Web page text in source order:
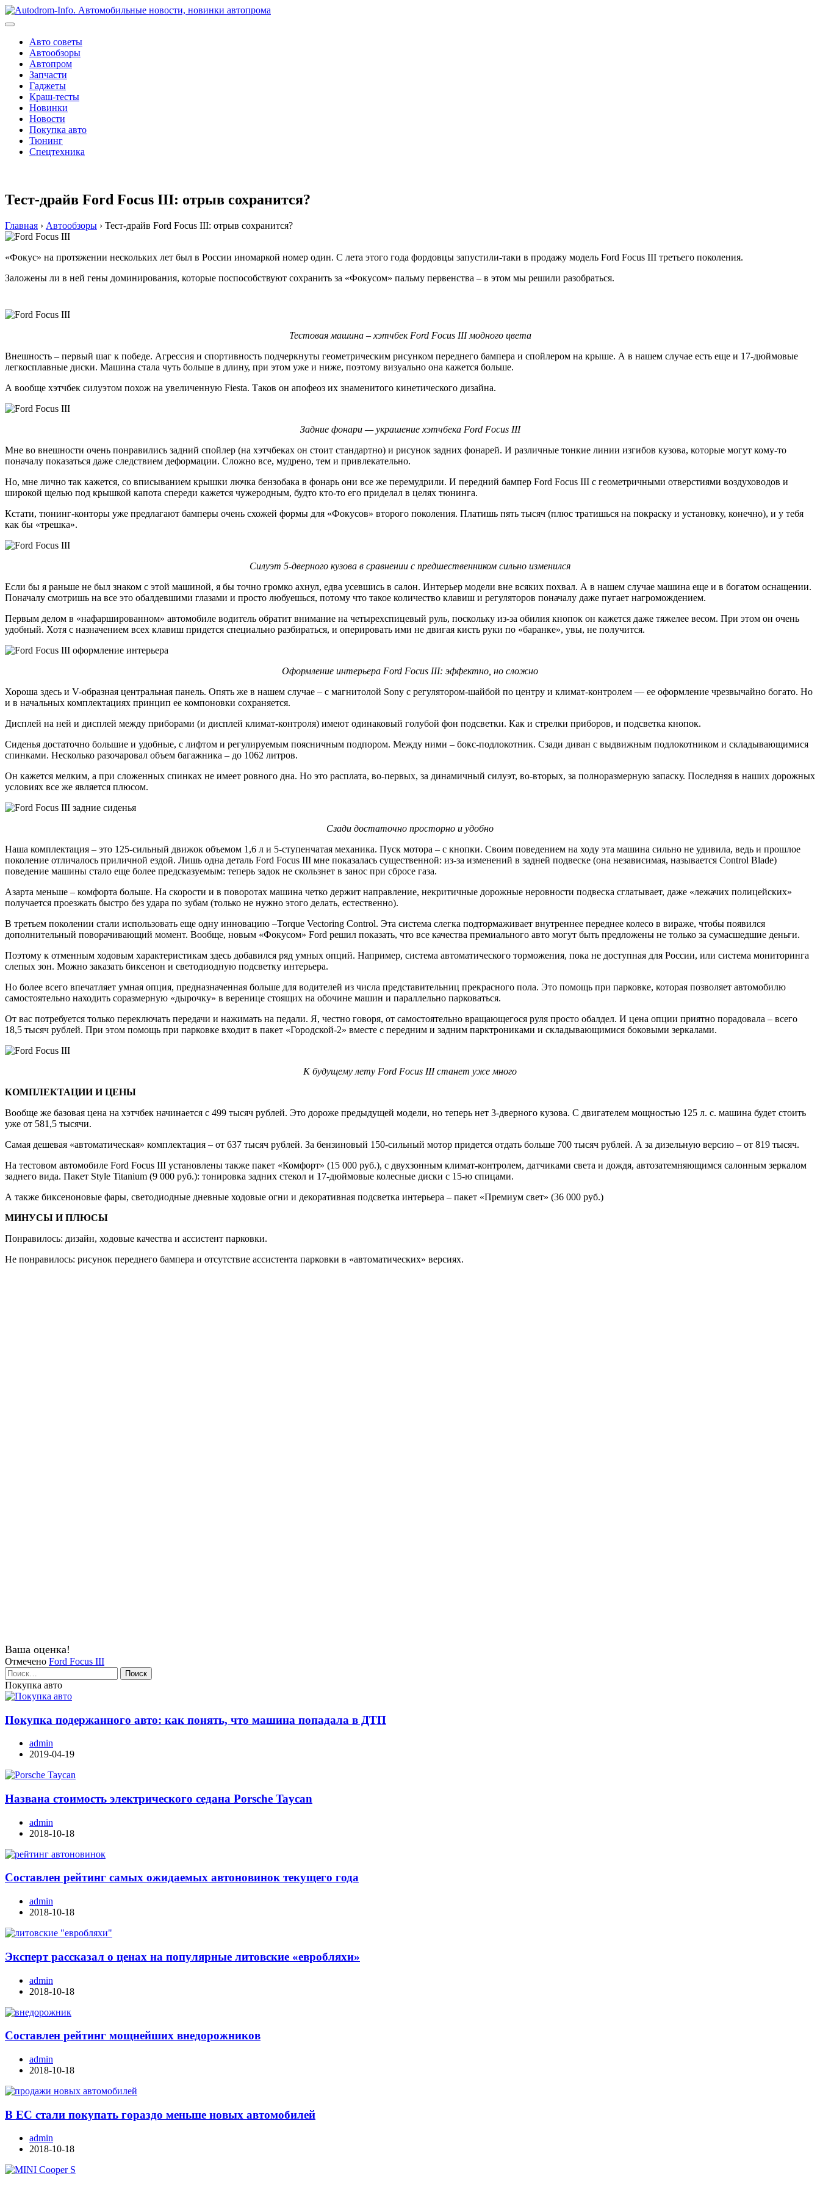
Перейти
к
Авто советы
Автообзоры
Автопром
Запчасти
Гаджеты
Краш-тесты
Новинки
Новости
Покупка авто
Тюнинг
Спецтехника
Тест-драйв Ford Focus III: отрыв сохранится?
Главная › Автообзоры › Тест-драйв Ford Focus III: отрыв сохранится?
«Фокус» на протяжении нескольких лет был в России иномаркой номер один. С лета этого года фордовцы запустили-таки в продажу модель Ford Focus III третьего поколения.
Заложены ли в ней гены доминирования, которые поспособствуют сохранить за «Фокусом» пальму первенства – в этом мы решили разобраться.
Тестовая машина – хэтчбек Ford Focus III модного цвета
Внешность – первый шаг к победе. Агрессия и спортивность подчеркнуты геометрическим рисунком переднего бампера и спойлером на крыше. А в нашем случае есть еще и 17-дюймовые
легкосплавные диски. Машина стала чуть больше в длину, при этом уже и ниже, поэтому визуально она кажется больше.
А вообще хэтчбек силуэтом похож на увеличенную Fiesta. Таков он апофеоз их знаменитого кинетического дизайна.
Задние фонари — украшение хэтчбека Ford Focus III
Мне во внешности очень понравились задний спойлер (на хэтчбеках он стоит стандартно) и рисунок задних фонарей. И различные тонкие линии изгибов кузова, которые могут кому-то
поначалу показаться даже следствием деформации. Сложно все, мудрено, тем и привлекательно.
Но, мне лично так кажется, со вписыванием крышки лючка бензобака в фонарь они все же перемудрили. И передний бампер Ford Focus III с геометричными отверстиями воздуховодов и
широкой щелью под крышкой капота спереди кажется чужеродным, будто кто-то его приделал в целях тюнинга.
Кстати, тюнинг-конторы уже предлагают бамперы очень схожей формы для «Фокусов» второго поколения. Платишь пять тысяч (плюс тратишься на покраску и установку, конечно), и у тебя
как бы «трешка».
Силуэт 5-дверного кузова в сравнении с предшественником сильно изменился
Если бы я раньше не был знаком с этой машиной, я бы точно громко ахнул, едва усевшись в салон. Интерьер модели вне всяких похвал. А в нашем случае машина еще и в богатом оснащении.
Поначалу смотришь на все это обалдевшими глазами и просто любуешься, потому что такое количество клавиш и регуляторов поначалу даже пугает нагромождением.
Первым делом в «нафаршированном» автомобиле водитель обратит внимание на четырехспицевый руль, поскольку из-за обилия кнопок он кажется даже тяжелее весом. При этом он очень
удобный. Хотя с назначением всех клавиш придется специально разбираться, и оперировать ими не двигая кисть руки по «баранке», увы, не получится.
Оформление интерьера Ford Focus III: эффектно, но сложно
Хороша здесь и V-образная центральная панель. Опять же в нашем случае – с магнитолой Sony с регулятором-шайбой по центру и климат-контролем — ее оформление чрезвычайно богато. Но
и в начальных комплектациях принцип ее компоновки сохраняется.
Дисплей на ней и дисплей между приборами (и дисплей климат-контроля) имеют одинаковый голубой фон подсветки. Как и стрелки приборов, и подсветка кнопок.
Сиденья достаточно большие и удобные, с лифтом и регулируемым поясничным подпором. Между ними – бокс-подлокотник. Сзади диван с выдвижным подлокотником и складывающимися
спинками. Несколько разочаровал объем багажника – до 1062 литров.
Он кажется мелким, а при сложенных спинках не имеет ровного дна. Но это расплата, во-первых, за динамичный силуэт, во-вторых, за полноразмерную запаску. Последняя в наших дорожных
условиях все же является плюсом.
Сзади достаточно просторно и удобно
Наша комплектация – это 125-сильный движок объемом 1,6 л и 5-ступенчатая механика. Пуск мотора – с кнопки. Своим поведением на ходу эта машина сильно не удивила, ведь и прошлое
поколение отличалось приличной ездой. Лишь одна деталь Ford Focus III мне показалась существенной: из-за изменений в задней подвеске (она независимая, называется Control Blade)
поведение машины стало еще более предсказуемым: теперь задок не скользнет в занос при сбросе газа.
Азарта меньше – комфорта больше. На скорости и в поворотах машина четко держит направление, некритичные дорожные неровности подвеска сглатывает, даже «лежачих полицейских»
получается проезжать быстро без удара по зубам (только не нужно этого делать, естественно).
В третьем поколении стали использовать еще одну инновацию –Torque Vectoring Control. Эта система слегка подтормаживает внутреннее переднее колесо в вираже, чтобы появился
дополнительный поворачивающий момент. Вообще, новым «Фокусом» Ford решил показать, что все качества премиального авто могут быть предложены не только за сумасшедшие деньги.
Поэтому к отменным ходовым характеристикам здесь добавился ряд умных опций. Например, система автоматического торможения, пока не доступная для России, или система мониторинга
слепых зон. Можно заказать биксенон и светодиодную подсветку интерьера.
Но более всего впечатляет умная опция, предназначенная больше для водителей из числа представительниц прекрасного пола. Это помощь при парковке, которая позволяет автомобилю
самостоятельно находить соразмерную «дырочку» в веренице стоящих на обочине машин и параллельно парковаться.
От вас потребуется только переключать передачи и нажимать на педали. Я, честно говоря, от самостоятельно вращающегося руля просто обалдел. И цена опции приятно порадовала – всего
18,5 тысяч рублей. При этом помощь при парковке входит в пакет «Городской-2» вместе с передним и задним парктрониками и складывающимися боковыми зеркалами.
К будущему лету Ford Focus III станет уже много
КОМПЛЕКТАЦИИ И ЦЕНЫ
Вообще же базовая цена на хэтчбек начинается с 499 тысяч рублей. Это дороже предыдущей модели, но теперь нет 3-дверного кузова. С двигателем мощностью 125 л. с. машина будет стоить
уже от 581,5 тысячи.
Самая дешевая «автоматическая» комплектация – от 637 тысяч рублей. За бензиновый 150-сильный мотор придется отдать больше 700 тысяч рублей. А за дизельную версию – от 819 тысяч.
На тестовом автомобиле Ford Focus III установлены также пакет «Комфорт» (15 000 руб.), с двухзонным климат-контролем, датчиками света и дождя, автозатемняющимся салонным зеркалом
заднего вида. Пакет Style Titanium (9 000 руб.): тонировка задних стекол и 17-дюймовые колесные диски с 15-ю спицами.
А также биксеноновые фары, светодиодные дневные ходовые огни и декоративная подсветка интерьера – пакет «Премиум свет» (36 000 руб.)
МИНУСЫ И ПЛЮСЫ
Понравилось: дизайн, ходовые качества и ассистент парковки.
Не понравилось: рисунок переднего бампера и отсутствие ассистента парковки в «автоматических» версиях.
Ваша оценка!
Отмечено Ford Focus III
Найти:
Покупка авто
Покупка подержанного авто: как понять, что машина попадала в ДТП
admin
2019-04-19
Названа стоимость электрического седана Porsche Taycan
admin
2018-10-18
Составлен рейтинг самых ожидаемых автоновинок текущего года
admin
2018-10-18
Эксперт рассказал о ценах на популярные литовские «евробляхи»
admin
2018-10-18
Составлен рейтинг мощнейших внедорожников
admin
2018-10-18
В ЕС стали покупать гораздо меньше новых автомобилей
admin
2018-10-18